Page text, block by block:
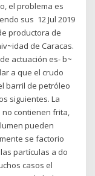
el problema es
sus 12 Jul 2019
productora de
de Caracas.
actuación es- b~
a que el crudo
barril de petróleo
siguientes. La
no contienen frita,
pueden
se factorio
partículas a do
casos el